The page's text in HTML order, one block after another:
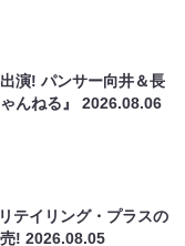
演! パンサー向井＆長
んねる』2026.08.06
テイリング・プラスの
売!2026.08.05